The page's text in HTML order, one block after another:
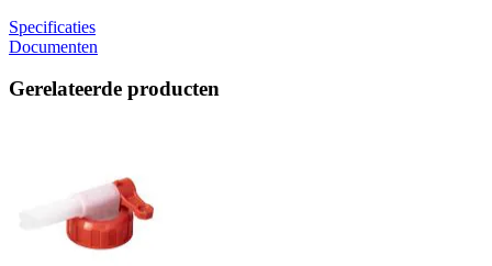
Specificaties
Documenten
Gerelateerde producten